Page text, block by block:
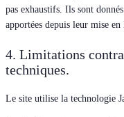
pas exhaustifs. Ils sont
apportées depuis leur mise en
4. Limitations
techniques.
Le site utilise la technologie